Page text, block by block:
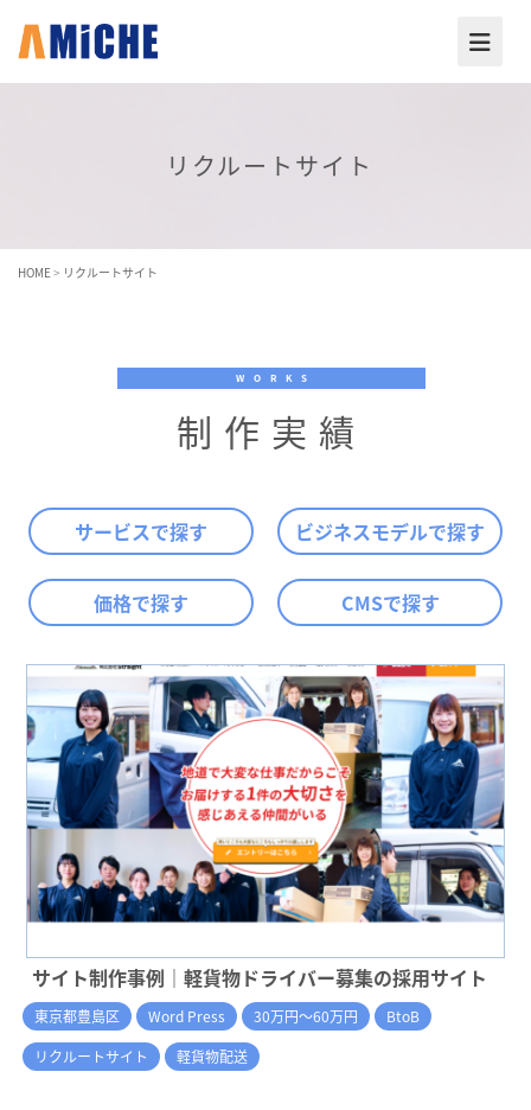
リクルートサイト
HOME> リクルートサイト
WORKS
制作実績
サービスで探す ビジネスモデルで探す
価格で探す CMSで探す
サイト制作事例｜軽貨物ドライバー募集の採用サイト
東京都豊島区 Word Press 30万円～60万円
BtoB
リクルートサイト
軽貨物配送